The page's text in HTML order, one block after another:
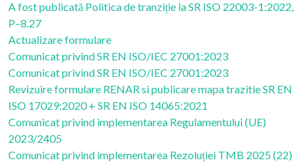
A fost publicată Politica de tranziție la SR ISO 22003-1:2022,
P–8.27
Actualizare formulare
Comunicat privind SR EN ISO/IEC 27001:2023
Comunicat privind SR EN ISO/IEC 27001:2023
Revizuire formulare RENAR si publicare mapa trazitie SR EN
ISO 17029:2020 + SR EN ISO 14065:2021
Comunicat privind implementarea Regulamentului (UE)
2023/2405
Comunicat privind implementarea Rezoluției TMB 2025 (22)